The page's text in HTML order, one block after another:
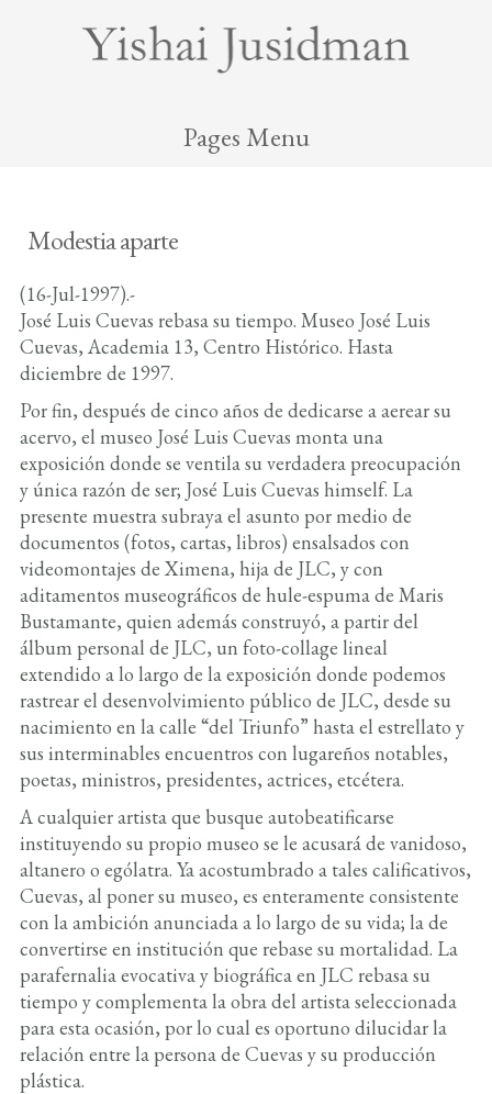
Pages Menu
Modestia aparte
(16-Jul-1997).-
José Luis Cuevas rebasa su tiempo. Museo José Luis
Cuevas, Academia 13, Centro Histórico. Hasta
diciembre de 1997.
Por fin, después de cinco años de dedicarse a aerear su
acervo, el museo José Luis Cuevas monta una
exposición donde se ventila su verdadera preocupación
y única razón de ser; José Luis Cuevas himself. La
presente muestra subraya el asunto por medio de
documentos (fotos, cartas, libros) ensalsados con
videomontajes de Ximena, hija de JLC, y con
aditamentos museográficos de hule-espuma de Maris
Bustamante, quien además construyó, a partir del
álbum personal de JLC, un foto-collage lineal
extendido a lo largo de la exposición donde podemos
rastrear el desenvolvimiento público de JLC, desde su
nacimiento en la calle “del Triunfo” hasta el estrellato y
sus interminables encuentros con lugareños notables,
poetas, ministros, presidentes, actrices, etcétera.
A cualquier artista que busque autobeatificarse
instituyendo su propio museo se le acusará de vanidoso,
altanero o ególatra. Ya acostumbrado a tales calificativos,
Cuevas, al poner su museo, es enteramente consistente
con la ambición anunciada a lo largo de su vida; la de
convertirse en institución que rebase su mortalidad. La
parafernalia evocativa y biográfica en JLC rebasa su
tiempo y complementa la obra del artista seleccionada
para esta ocasión, por lo cual es oportuno dilucidar la
relación entre la persona de Cuevas y su producción
plástica.